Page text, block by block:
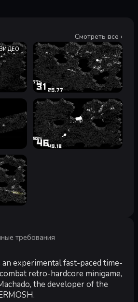
Смотреть все ›
требования
an experimental fast-paced time-
retro-hardcore minigame,
the developer of the
1050 or superior, Radeon RX470 or
MB